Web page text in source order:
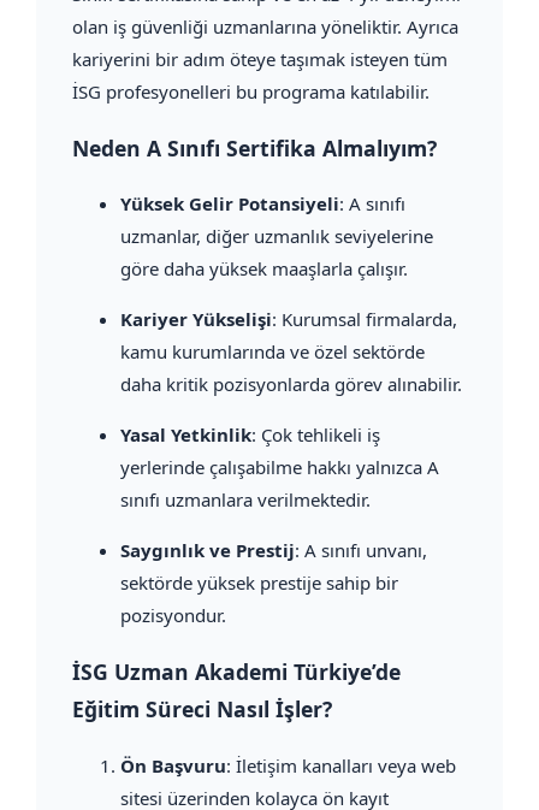
olan iş güvenliği uzmanlarına yöneliktir. Ayrıca
kariyerini bir adım öteye taşımak isteyen tüm
İSG profesyonelleri bu programa katılabilir.
Neden A Sınıfı Sertifika Almalıyım?
Yüksek Gelir Potansiyeli: A sınıfı
uzmanlar, diğer uzmanlık seviyelerine
göre daha yüksek maaşlarla çalışır.
Kariyer Yükselişi: Kurumsal firmalarda,
kamu kurumlarında ve özel sektörde
daha kritik pozisyonlarda görev alınabilir.
Yasal Yetkinlik: Çok tehlikeli iş
yerlerinde çalışabilme hakkı yalnızca A
sınıfı uzmanlara verilmektedir.
Saygınlık ve Prestij: A sınıfı unvanı,
sektörde yüksek prestije sahip bir
pozisyondur.
İSG Uzman Akademi Türkiye’de
Eğitim Süreci Nasıl İşler?
Ön Başvuru: İletişim kanalları veya web
sitesi üzerinden kolayca ön kayıt